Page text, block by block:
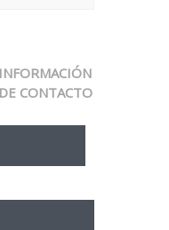
INFORMACIÓN
DE CONTACTO